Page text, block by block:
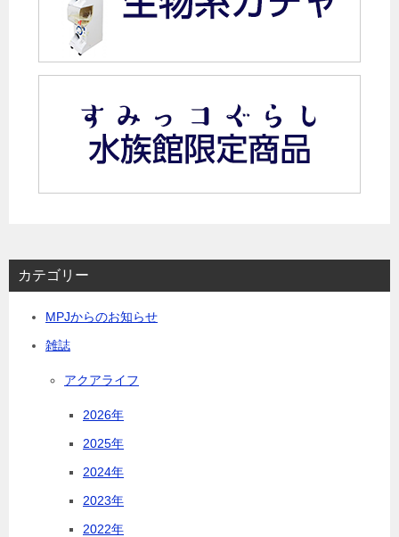
カテゴリー
MPJからのお知らせ
雑誌
アクアライフ
2026年
2025年
2024年
2023年
2022年